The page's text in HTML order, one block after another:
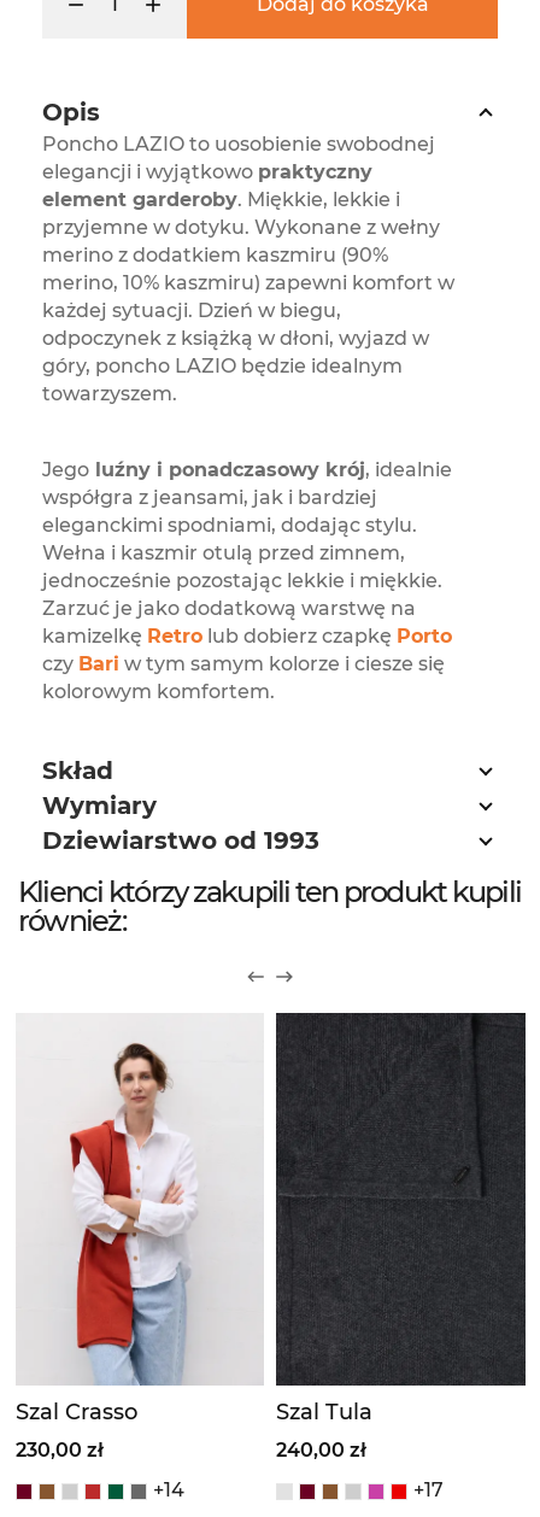
Dodaj do koszyka
Opis
Poncho LAZIO to uosobienie swobodnej
elegancji i wyjątkowo praktyczny
element garderoby. Miękkie, lekkie i
przyjemne w dotyku. Wykonane z wełny
merino z dodatkiem kaszmiru (90%
merino, 10% kaszmiru) zapewni komfort w
każdej sytuacji. Dzień w biegu,
odpoczynek z książką w dłoni, wyjazd w
góry, poncho LAZIO będzie idealnym
towarzyszem.
Jego luźny i ponadczasowy krój, idealnie
współgra z jeansami, jak i bardziej
eleganckimi spodniami, dodając stylu.
Wełna i kaszmir otulą przed zimnem,
jednocześnie pozostając lekkie i miękkie.
Zarzuć je jako dodatkową warstwę na
kamizelkę Retro lub dobierz czapkę Porto
czy Bari w tym samym kolorze i ciesze się
kolorowym komfortem.
Skład
Wymiary
Dziewiarstwo od 1993
Klienci którzy zakupili ten produkt kupili
również:
Szal Crasso
230,00 zł
+14
Szal Tula
240,00 zł
+17